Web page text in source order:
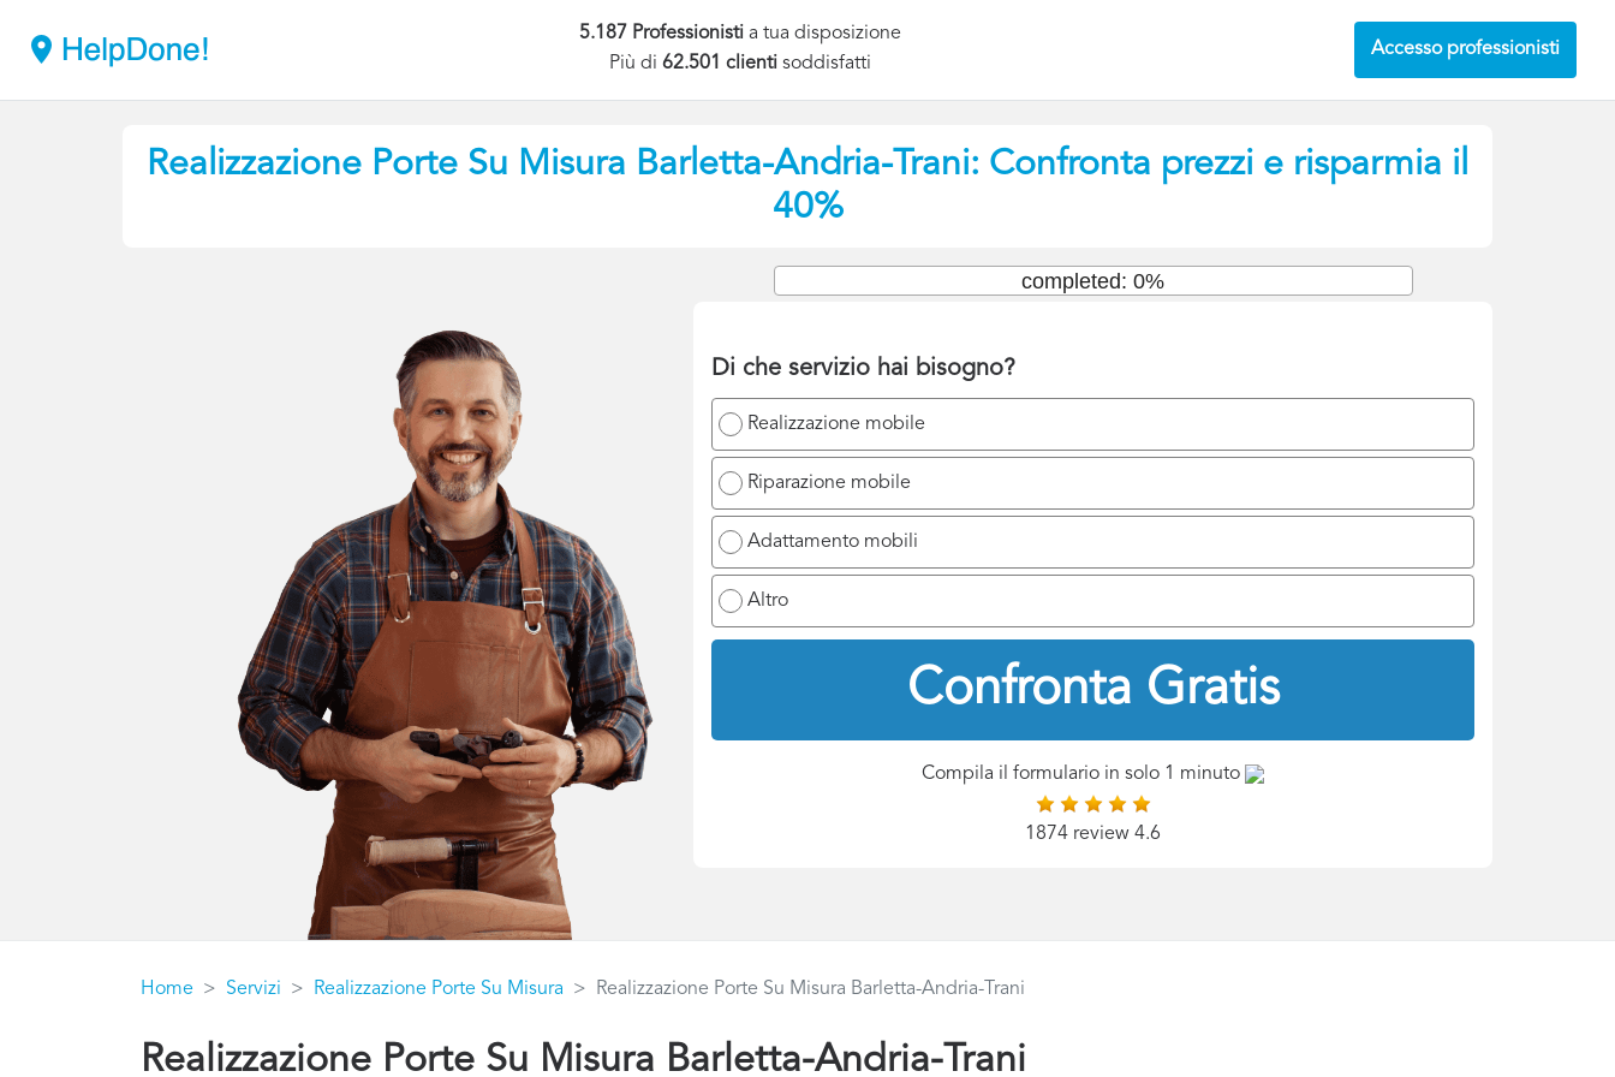
5.187 Professionisti a tua disposizione
Più di62.501 clientisoddisfatti
Accesso professionisti
Realizzazione Porte Su Misura Barletta-Andria-Trani: Confronta prezzi e risparmia il
40%
Di che servizio hai bisogno?
Realizzazione mobile
Riparazione mobile
Adattamento mobili
Altro
Confronta Gratis
completed: 0%
Compila il formulario in solo 1 minuto
1874 review 4.6
Home Servizi Realizzazione Porte Su Misura Realizzazione Porte Su Misura Barletta-Andria-Trani
Realizzazione Porte Su Misura Barletta-Andria-Trani